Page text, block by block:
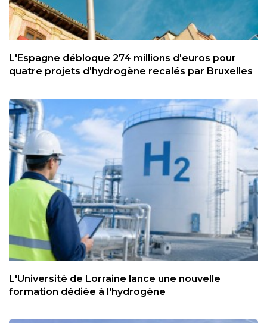
L'Espagne débloque 274 millions d'euros pour
quatre projets d'hydrogène recalés par Bruxelles
L'Université de Lorraine lance une nouvelle
formation dédiée à l'hydrogène